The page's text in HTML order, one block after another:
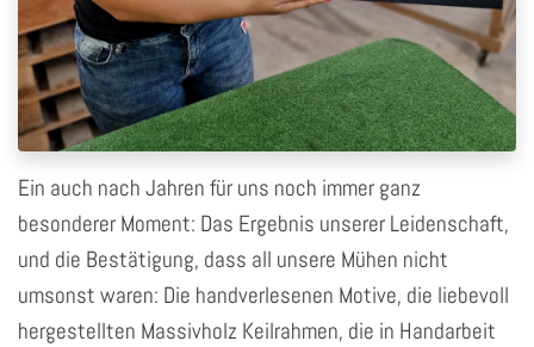
Ein auch nach Jahren für uns noch immer ganz
besonderer Moment: Das Ergebnis unserer Leidenschaft,
und die Bestätigung, dass all unsere Mühen nicht
umsonst waren: Die handverlesenen Motive, die liebevoll
hergestellten Massivholz Keilrahmen, die in Handarbeit